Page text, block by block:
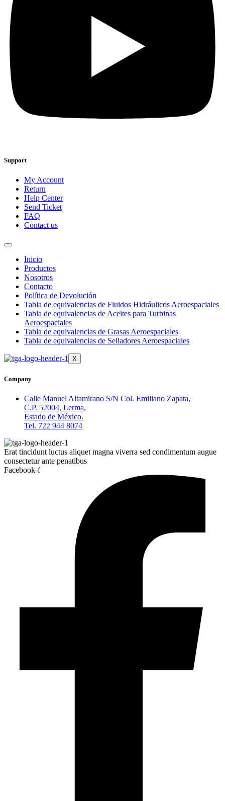
Support
My Account
Return
Help Center
Send Ticket
FAQ
Contact us
Inicio
Productos
Nosotros
Contacto
Política de Devolución
Tabla de equivalencias de Fluidos Hidráulicos Aeroespaciales
Tabla de equivalencias de Aceites para Turbinas
Aeroespaciales
Tabla de equivalencias de Grasas Aeroespaciales
Tabla de equivalencias de Selladores Aeroespaciales
X
Company
Calle Manuel Altamirano S/N Col. Emiliano Zapata,
C.P. 52004, Lerma,
Estado de México.
Tel. 722 944 8074
Erat tincidunt luctus aliquet magna viverra sed condimentum augue
consectetur ante penatibus
Facebook-f